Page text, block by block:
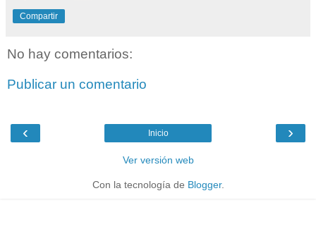
Compartir
No hay comentarios:
Publicar un comentario
‹ ›
Inicio
Ver versión web
Con la tecnología de Blogger.